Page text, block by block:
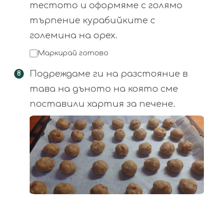
тестото и оформяме с голямо
търпение курабийките с
големина на орех.
Маркирай готово
Подреждаме ги на разстояние в
тава на дъното на която сме
поставили хартия за печене.